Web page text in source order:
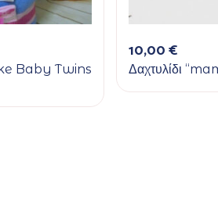
Baby Twins
10,00€
Δαχτυλίδι